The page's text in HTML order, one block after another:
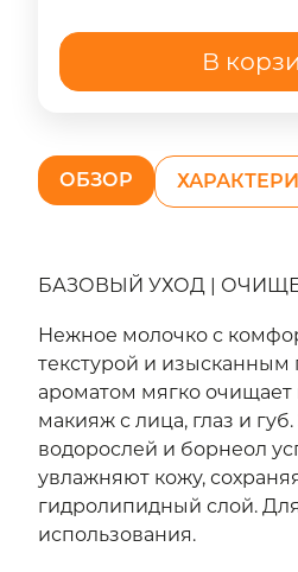
В
ОБЗОР
БАЗОВЫЙ УХОД |
Нежное молочко с
текстурой и
ароматом мягко очищает
макияж с лица, глаз и
водорослей и борнеол
увлажняют кожу,
гидролипидный слой.
использования.